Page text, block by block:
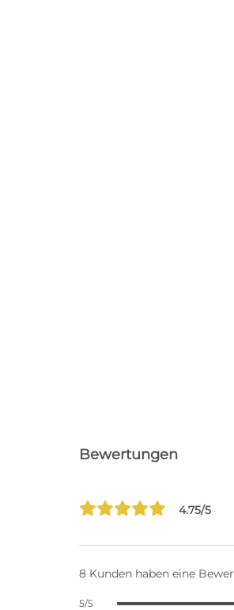
Bewertungen
4.75/5
8 Kunden haben eine
5/5